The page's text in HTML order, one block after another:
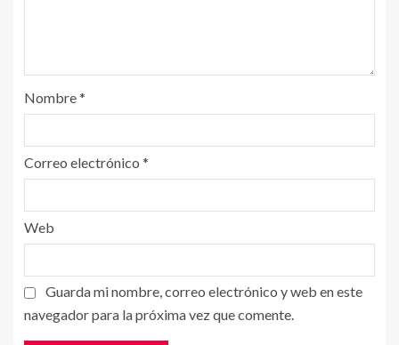
Nombre*
Correo electrónico *
Web
Guarda mi nombre, correo electrónico y web en este
navegador para la próxima vez que comente.